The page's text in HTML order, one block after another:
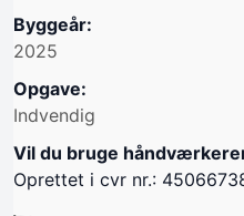
Byggeår:
2025
Opgave:
Indvendig
Vil du bruge
Oprettet i cvr nr.: